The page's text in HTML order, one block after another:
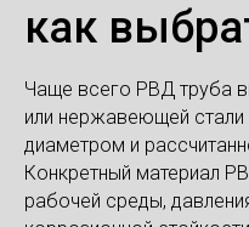
как
Чаще всего РВД труба
или нержавеющей
диаметром и
Конкретный материал
рабочей среды,